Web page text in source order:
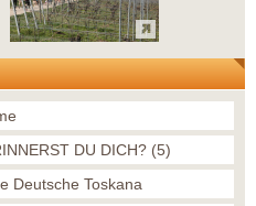
DU DICH? (5)
Deutsche Toskana